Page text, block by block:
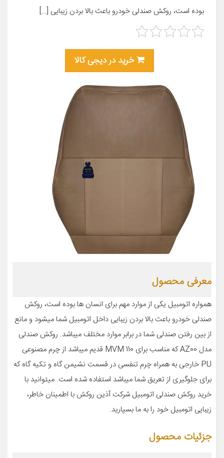
بوده است، روکش صندلی خودرو باعث بالا بردن زیبایی […]
خرید در دیجی کالا
معرفی محصول
همواره اتومبیل یکی از موارد مهم برای انسان ها بوده است، روکش
صندلی خودرو باعث بالا بردن زیبایی داخل اتومبیل شما میشود و مانع
از بین رفتن صندلی شما در برابر موارد مختلف میباشد. روکش صندلی
مدل AZ00 که مناسب برای MVM 110 قدیم میباشد از چرم مصنوعی
PU خارجی به همراه چرم تنفسی در قسمت نشیمن گاه و تکیه گاه که
برای جلوگیری از تعریق شما میباشد استفاده شده است. میتوانید با
خرید روکش صندلی اتومبیل شرکت آذین روکش با اطمینان خاطر،
زیبایی اتومبیل خود را به ما بسپارید.
جزئیات محصول